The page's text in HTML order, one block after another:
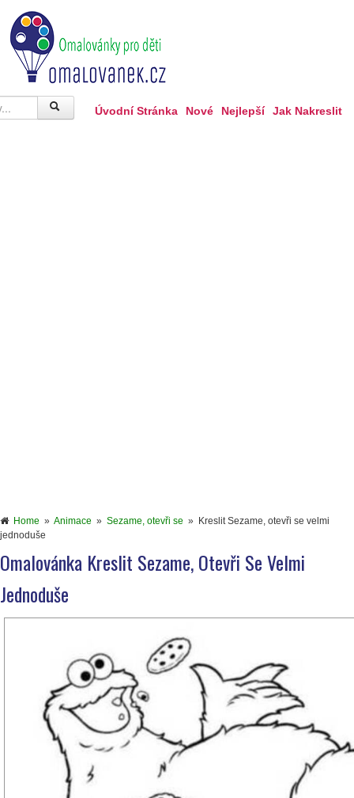
Úvodní Stránka Nové Nejlepší Jak Nakreslit
Home » Animace » Sezame, otevři se » Kreslit Sezame, otevři se velmi
jednoduše
Omalovánka Kreslit Sezame, Otevři Se Velmi
Jednoduše